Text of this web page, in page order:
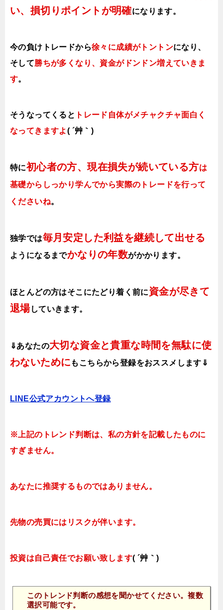
い、損切りポイントが明確になります。
今の負けトレードから徐々に成績がトントンになり、
そして勝ちが多くなり、資金がドンドン増えていきま
す。
そうなってくると トレード自体がメチャクチャ面白く
なってきますよ( ´艸｀)
特に初心者の方、現在損失が続いている方は
基礎からしっかり学んでから実際のトレードを行って
くださいね。
独学では毎月安定した利益を継続して出せる
ようになるまでかなりの年数がかかります。
ほとんどの方はそこにたどり着く前に資金が尽きて
退場していきます。
⇓あなたの大切な資金と貴重な時間を無駄に使
わないために も こちらから登録をおススメします⇓
LINE公式アカウントへ登録
※上記のトレンド判断は、私の方針を記載したものに
すぎません。
あなたに推奨するものではありません。
先物の売買にはリスクが伴います。
投資は自己責任でお願い致します( ´艸｀)
このトレンド判断の感想を聞かせてください。複数
選択可能です。